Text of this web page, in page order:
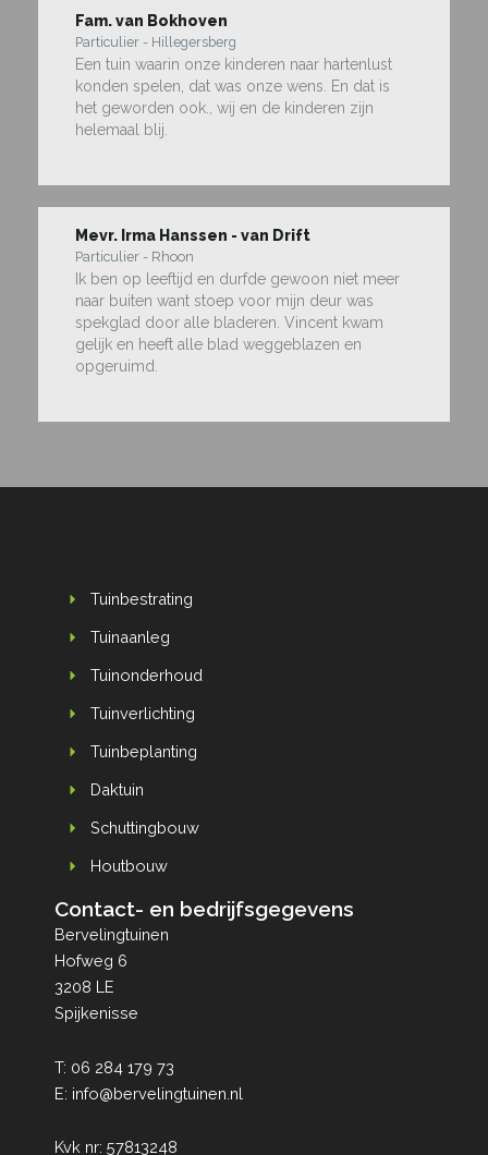
Fam. van Bokhoven
Particulier - Hillegersberg
Een tuin waarin onze kinderen naar hartenlust
konden spelen, dat was onze wens. En dat is
het geworden ook., wij en de kinderen zijn
helemaal blij.
Mevr. Irma Hanssen - van Drift
Particulier - Rhoon
Ik ben op leeftijd en durfde gewoon niet meer
naar buiten want stoep voor mijn deur was
spekglad door alle bladeren. Vincent kwam
gelijk en heeft alle blad weggeblazen en
opgeruimd.
Tuinbestrating
Tuinaanleg
Tuinonderhoud
Tuinverlichting
Tuinbeplanting
Daktuin
Schuttingbouw
Houtbouw
Contact- en bedrijfsgegevens
Bervelingtuinen
Hofweg 6
3208 LE
Spijkenisse
T: 06 284 179 73
E: info@bervelingtuinen.nl
Kvk nr: 57813248